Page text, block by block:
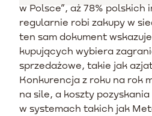
w Polsce”, aż 78% polskich
regularnie robi zakupy w
ten sam dokument
kupujących wybiera
sprzedażowe, takie jak
Konkurencja z roku na rok
na sile, a koszty
w systemach takich jak